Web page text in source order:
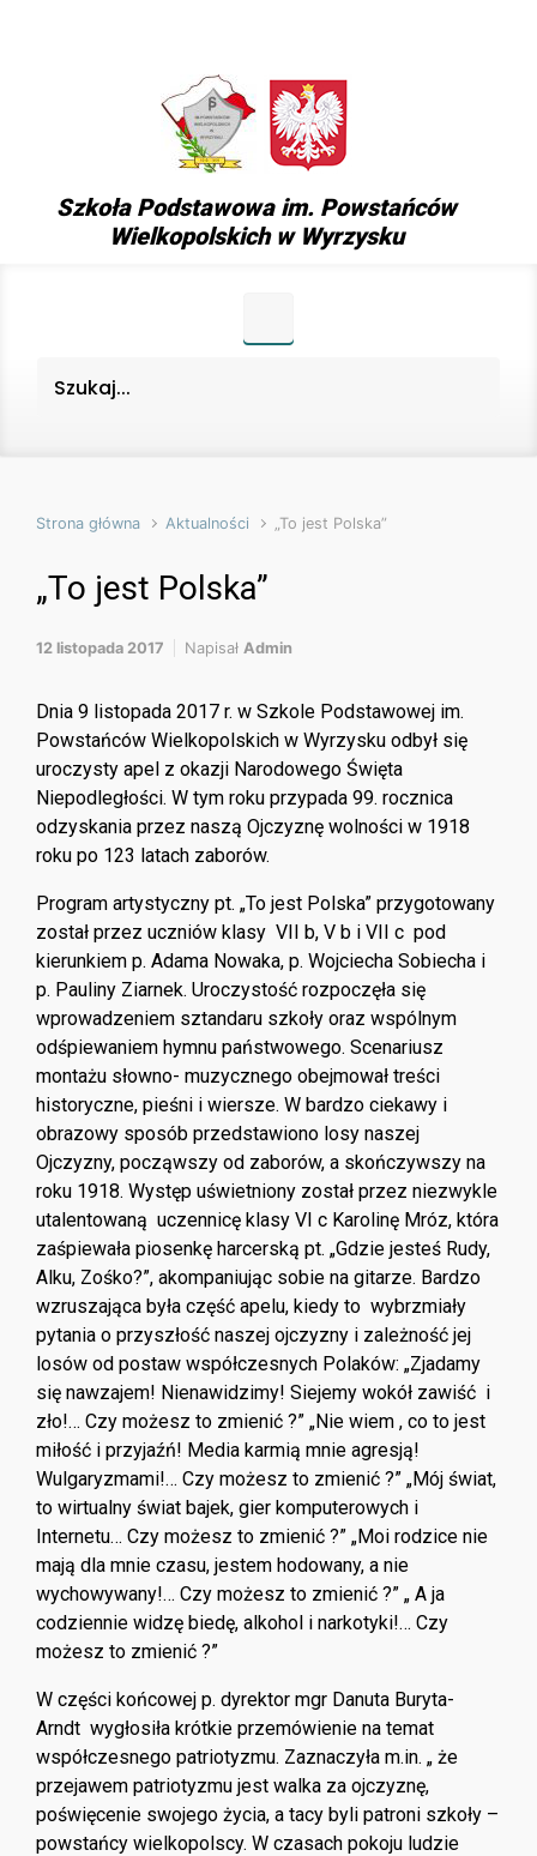
Szkoła Podstawowa im. Powstańców
Wielkopolskich w Wyrzysku
Strona główna Aktualności „To jest Polska”
„To jest Polska”
12 listopada 2017 Napisał Admin
Dnia 9 listopada 2017 r. w Szkole Podstawowej im.
Powstańców Wielkopolskich w Wyrzysku odbył się
uroczysty apel z okazji Narodowego Święta
Niepodległości. W tym roku przypada 99. rocznica
odzyskania przez naszą Ojczyznę wolności w 1918
roku po 123 latach zaborów.
Program artystyczny pt. „To jest Polska” przygotowany
został przez uczniów klasy VII b, V b i VII c pod
kierunkiem p. Adama Nowaka, p. Wojciecha Sobiecha i
p. Pauliny Ziarnek. Uroczystość rozpoczęła się
wprowadzeniem sztandaru szkoły oraz wspólnym
odśpiewaniem hymnu państwowego. Scenariusz
montażu słowno- muzycznego obejmował treści
historyczne, pieśni i wiersze. W bardzo ciekawy i
obrazowy sposób przedstawiono losy naszej
Ojczyzny, począwszy od zaborów, a skończywszy na
roku 1918. Występ uświetniony został przez niezwykle
utalentowaną uczennicę klasy VI c Karolinę Mróz, która
zaśpiewała piosenkę harcerską pt. „Gdzie jesteś Rudy,
Alku, Zośko?”, akompaniując sobie na gitarze. Bardzo
wzruszająca była część apelu, kiedy to wybrzmiały
pytania o przyszłość naszej ojczyzny i zależność jej
losów od postaw współczesnych Polaków: „Zjadamy
się nawzajem! Nienawidzimy! Siejemy wokół zawiść i
zło!… Czy możesz to zmienić ?” „Nie wiem , co to jest
miłość i przyjaźń! Media karmią mnie agresją!
Wulgaryzmami!… Czy możesz to zmienić ?” „Mój świat,
to wirtualny świat bajek, gier komputerowych i
Internetu… Czy możesz to zmienić ?” „Moi rodzice nie
mają dla mnie czasu, jestem hodowany, a nie
wychowywany!… Czy możesz to zmienić ?” „ A ja
codziennie widzę biedę, alkohol i narkotyki!… Czy
możesz to zmienić ?”
W części końcowej p. dyrektor mgr Danuta Buryta-
Arndt wygłosiła krótkie przemówienie na temat
współczesnego patriotyzmu. Zaznaczyła m.in. „ że
przejawem patriotyzmu jest walka za ojczyznę,
poświęcenie swojego życia, a tacy byli patroni szkoły –
powstańcy wielkopolscy. W czasach pokoju ludzie